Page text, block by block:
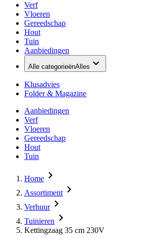
Verf
Vloeren
Gereedschap
Hout
Tuin
Aanbiedingen
Alle categorieënAlles
Klusadvies
Folder & Magazine
Aanbiedingen
Verf
Vloeren
Gereedschap
Hout
Tuin
Home
Assortiment
Verhuur
Tuinieren
Kettingzaag 35 cm 230V